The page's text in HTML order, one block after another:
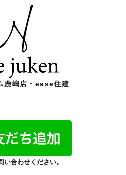
鹿嶋店・ease住建
い合わせください。